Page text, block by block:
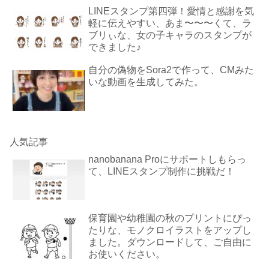
LINEスタンプ第四弾！愛情と感謝を気
軽に伝えやすい、あま〜〜〜くて、ラ
ブリぃな、女の子キャラのスタンプが
できました♪
自分の偽物をSora2で作って、CMみた
いな動画を生成してみた。
人気記事
nanobanana Proにサポートしもらっ
て、LINEスタンプ制作に挑戦だ！
保育園や幼稚園の秋のプリントにぴっ
たりな、モノクロイラストをアップし
ました。ダウンロードして、ご自由に
お使いください。